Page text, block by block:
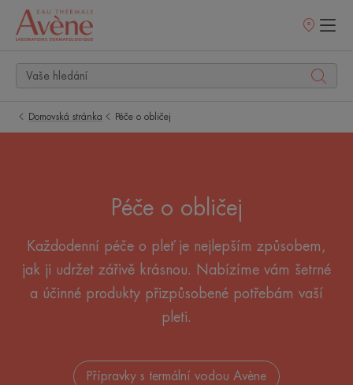
Prodejní
Domovská stránka Péče o obličej
Péče o obličej
Každodenní péče o pleť je nejlepším způsobem,
jak ji udržet zářivě krásnou. Nabízíme vám šetrné
a účinné produkty přizpůsobené potřebám vaší
pleti.
Přípravky s termální vodou Avène